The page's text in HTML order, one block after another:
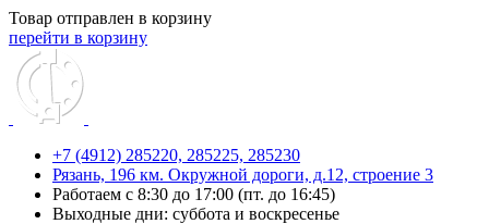
Товар отправлен в корзину
перейти в корзину
+7 (4912) 285220, 285225, 285230
Рязань, 196 км. Окружной дороги, д.12, строение 3
Работаем с 8:30 до 17:00 (пт. до 16:45)
Выходные дни: суббота и воскресенье